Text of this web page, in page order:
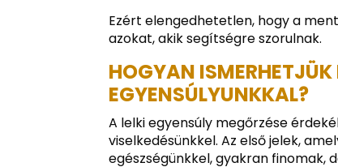
Ezért elengedhetetlen, hogy a
azokat, akik segítségre szorulnak.
HOGYAN
EGYENSÚLYUNKKAL?
A lelki egyensúly megőrzése
viselkedésünkkel. Az első jelek,
egészségünkkel, gyakran finomak,